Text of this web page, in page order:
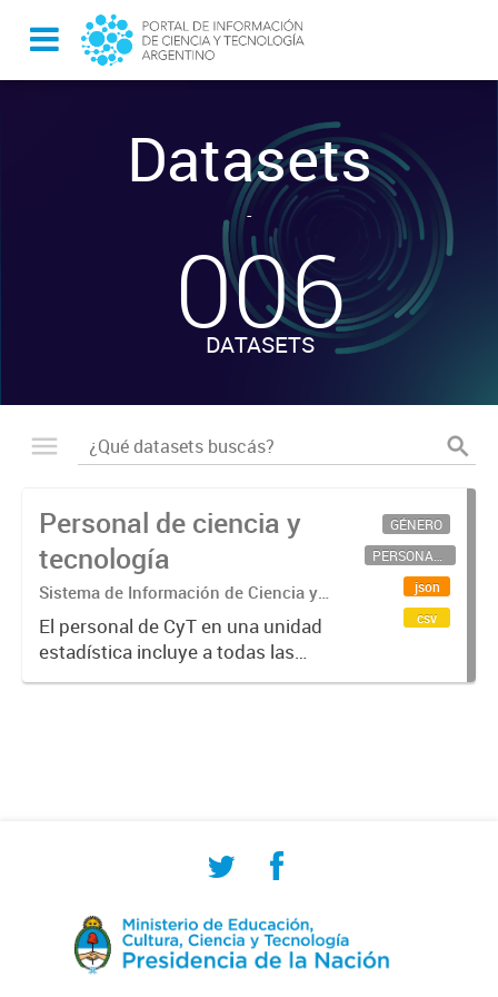
Datasets
-
006
DATASETS
Personal de ciencia y
tecnología
Sistema de Información de Ciencia y
Tecnología Argentino (SICYTAR)
El personal de CyT en una unidad
estadística incluye a todas las
personas involucradas
GÉNERO
PERSONAL CIENTÍFICO-TECNOLÓGICO
json
csv